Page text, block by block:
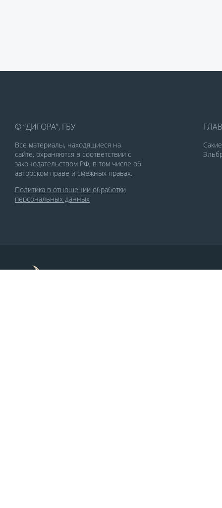
© “ДИГОРА”, ГБУ
Все материалы, находящиеся на
сайте, охраняются в соответствии с
законодательством РФ, в том числе об
авторском праве и смежных правах.
Политика в отношении обработки
персональных данных